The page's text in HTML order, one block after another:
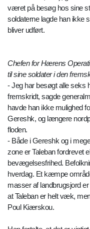
været på besøg hos sine
soldaterne lagde han ikke
bliver udført.
Chefen for Hærens
til sine soldater i den
- Jeg har besøgt alle seks
fremskridt, sagde
havde han ikke mulighed
Gereshk, og længere
floden.
- Både i Gereshk og i
zone er Taleban fordrevet
bevægelsesfrihed.
hverdag. Et kæmpe
masser af landbrugsjord
at Taleban er helt væk,
Poul Kiærskou.